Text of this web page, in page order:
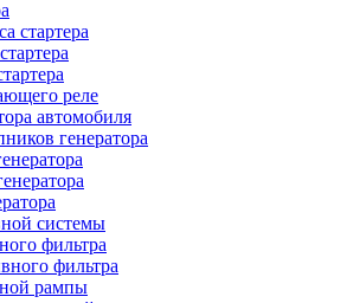
стартера
реле
автомобиля
генератора
системы
фильтра
фильтра
рампы